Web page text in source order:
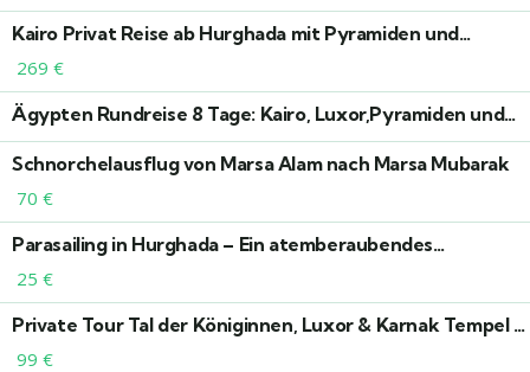
Kairo Privat Reise ab Hurghada mit Pyramiden und
Übernachtung
269 €
Ägypten Rundreise 8 Tage: Kairo, Luxor,Pyramiden und
Badeurlaub in Hurghada
Schnorchelausflug von Marsa Alam nach Marsa Mubarak
70 €
Parasailing in Hurghada – Ein atemberaubendes
Abenteuer über dem Roten Meer
25 €
Private Tour Tal der Königinnen, Luxor & Karnak Tempel –
Individueller Ausflug ab Luxor
99 €